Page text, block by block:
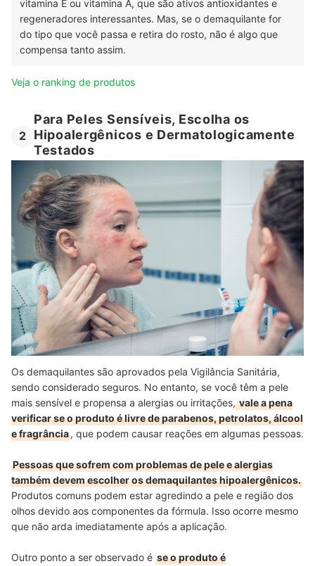
vitamina E ou vitamina A, que são ativos antioxidantes e
regeneradores interessantes. Mas, se o demaquilante for
do tipo que você passa e retira do rosto, não é algo que
compensa tanto assim.
Veja o ranking de produtos
2
Para Peles Sensíveis, Escolha os
Hipoalergênicos e Dermatologicamente
Testados
Os demaquilantes são aprovados pela Vigilância Sanitária,
sendo considerado seguros. No entanto, se você têm a pele
mais sensível e propensa a alergias ou irritações,vale a pena
verificar se o produto é livre de parabenos, petrolatos, álcool
e fragrância, que podem causar reações em algumas pessoas.
Pessoas que sofrem com problemas de pele e alergias
também devem escolher os demaquilantes hipoalergênicos.
Produtos comuns podem estar agredindo a pele e região dos
olhos devido aos componentes da fórmula. Isso ocorre mesmo
que não arda imediatamente após a aplicação.
Outro ponto a ser observado é se o produto é